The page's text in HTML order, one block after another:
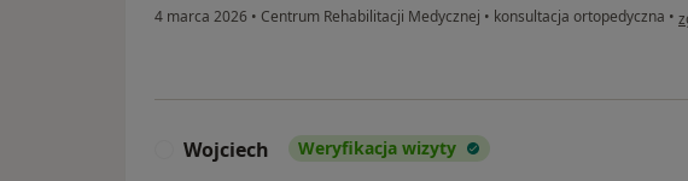
4 marca 2026 • Centrum Rehabilitacji Medycznej • konsultacja ortopedyczna •
Wojciech Weryfikacja wizyty